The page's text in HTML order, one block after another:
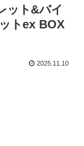
ット&バイ
トex BOX
2025.11.10